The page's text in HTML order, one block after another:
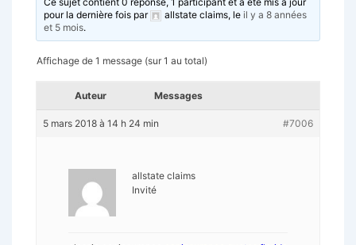
pour la dernière fois par
allstate claims, leil y a 8 années
et 5 mois.
Affichage de 1 message (sur 1 au total)
Auteur Messages
5 mars 2018 à 14 h 24 min #7006
allstate claims
Invité